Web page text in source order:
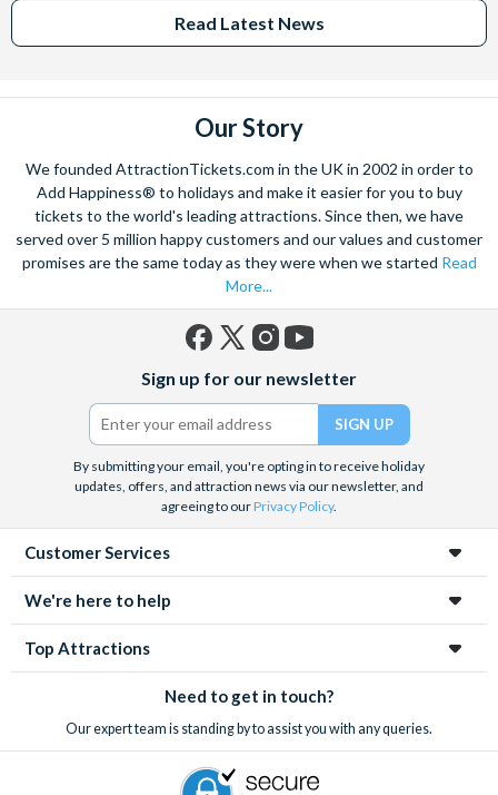
Read Latest News
Our Story
We founded AttractionTickets.com in the UK in 2002 in order to
Add Happiness® to holidays and make it easier for you to buy
tickets to the world's leading attractions. Since then, we have
served over 5 million happy customers and our values and customer
promises are the same today as they were when we started Read
More...
(formerly
Twitter)
Sign up for our newsletter
By submitting your email, you're opting in to receive holiday
updates, offers, and attraction news via our newsletter, and
agreeing to ourPrivacy Policy.
Customer Services
We're here to help
Top Attractions
Need to get in touch?
Our expert team is standing by to assist you with any queries.